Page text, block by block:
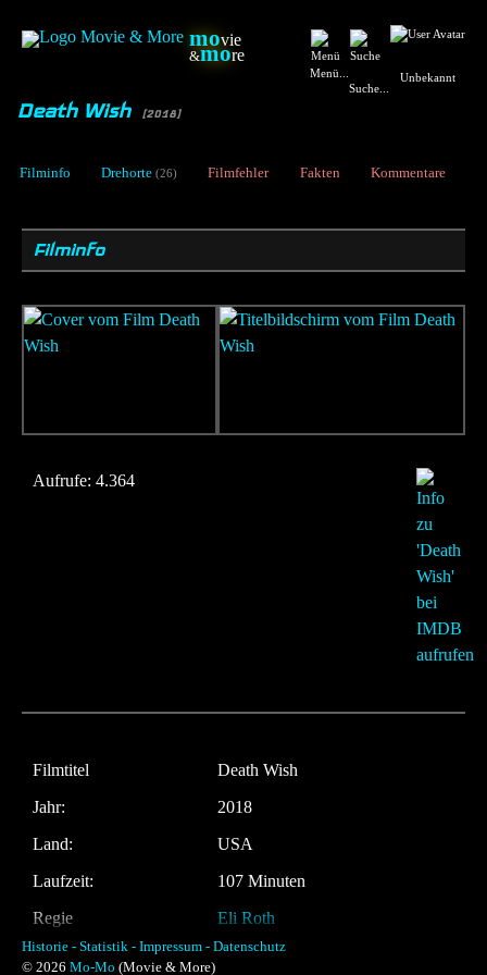
movie
&more
Menü...
Suche...
Unbekannt
Death Wish [2018]
Filminfo Drehorte (26) Filmfehler Fakten Kommentare
Filminfo
Aufrufe: 4.364
Filmtitel
Death Wish
Jahr:
2018
Land:
USA
Laufzeit:
107 Minuten
Regie
Eli Roth
Musik:
Ludwig Göransson
Historie - Statistik - Impressum - Datenschutz
© 2026 Mo-Mo (Movie & More)